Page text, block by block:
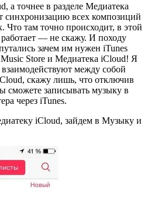
а точнее в разделе Медиатека
синхронизацию всех композиций
Что там точно происходит, в этой
— не скажу. И походу
зачем им нужен iTunes
Store и Медиатека iCloud! Я
взаимодействуют между собой
скажу лишь, что отключив
сможете записывать музыку в
через iTunes.
iCloud, зайдем в Музыку и